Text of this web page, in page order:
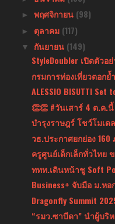
► พฤศจิกายน (98)
► ตุลาคม (117)
▼ กันยายน (149)
StyleDoubler เปิดตัวอ
กรมการท่องเที่ยวตอก
ALESSIO BISUTTI
👏👏 #วันเสาร์ 4 ต.ค.
บำรุงราษฎร์ โชว์โมเ
วธ.ประกาศยกย่อง
ครูศูนย์เด็กเล็กทั่วไทย
ททท.เดินหน้าชู Soft
Business+ จับมือ ม.หอ
Dragonfly Summit
“รมว.ซาบีดา” นำผู้บริ